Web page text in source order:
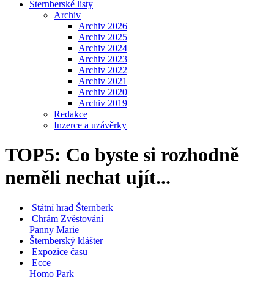
Šternberské listy
Archiv
Archiv 2026
Archiv 2025
Archiv 2024
Archiv 2023
Archiv 2022
Archiv 2021
Archiv 2020
Archiv 2019
Redakce
Inzerce a uzávěrky
TOP5: Co byste si rozhodně
neměli nechat ujít...
Státní hrad Šternberk
Chrám Zvěstování
Panny Marie
Šternberský klášter
Expozice času
Ecce
Homo Park